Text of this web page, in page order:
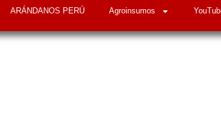
ARÁNDANOS PERÚ Agroinsumos